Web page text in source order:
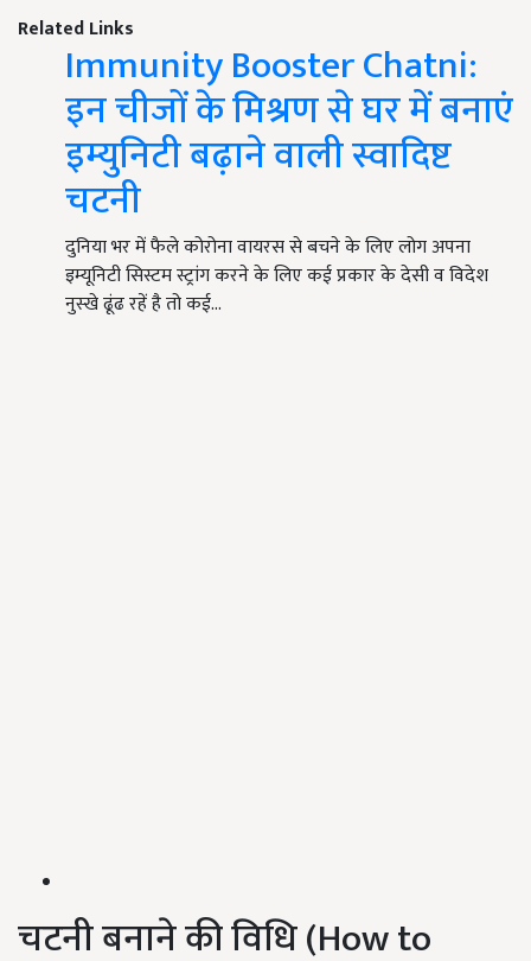
Related Links
Immunity Booster Chatni:
इन चीजों के मिश्रण से घर में बनाएं
इम्युनिटी बढ़ाने वाली स्वादिष्ट
चटनी
दुनिया भर में फैले कोरोना वायरस से बचने के लिए लोग अपना
इम्यूनिटी सिस्टम स्ट्रांग करने के लिए कई प्रकार के देसी व विदेश
नुस्खे ढूंढ रहें है तो कई…
चटनी बनाने की विधि (How to